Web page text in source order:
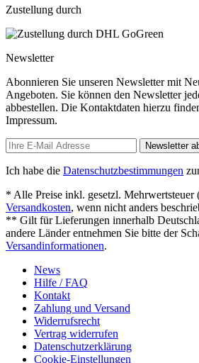
Zustellung durch
Newsletter
Abonnieren Sie unseren Newsletter mit
Angeboten. Sie können den Newsletter
abbestellen. Die Kontaktdaten hierzu
Impressum.
Newsletter
Ich habe die Datenschutzbestimmungen
* Alle Preise inkl. gesetzl. Mehrwertsteuer
Versandkosten, wenn nicht anders
** Gilt für Lieferungen innerhalb
andere Länder entnehmen Sie bitte der
Versandinformationen.
News
Hilfe / FAQ
Kontakt
Zahlung und Versand
Widerrufsrecht
Vertrag widerrufen
Datenschutzerklärung
Cookie-Einstellungen